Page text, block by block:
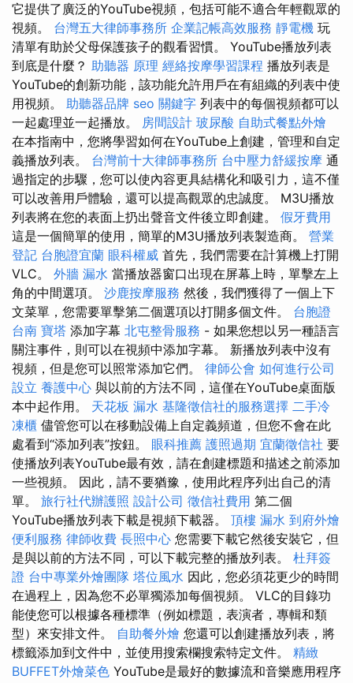
它提供了廣泛的YouTube視頻，包括可能不適合年輕觀眾的
視頻。 台灣五大律師事務所 企業記帳高效服務 靜電機 玩
清單有助於父母保護孩子的觀看習慣。 YouTube播放列表
到底是什麼？ 助聽器 原理 經絡按摩學習課程 播放列表是
YouTube的創新功能，該功能允許用戶在有組織的列表中使
用視頻。 助聽器品牌 seo 關鍵字 列表中的每個視頻都可以
一起處理並一起播放。 房間設計 玻尿酸 自助式餐點外燴
在本指南中，您將學習如何在YouTube上創建，管理和自定
義播放列表。 台灣前十大律師事務所 台中壓力舒緩按摩 通
過指定的步驟，您可以使內容更具結構化和吸引力，這不僅
可以改善用戶體驗，還可以提高觀眾的忠誠度。 M3U播放
列表將在您的表面上扔出聲音文件後立即創建。 假牙費用
這是一個簡單的使用，簡單的M3U播放列表製造商。 營業
登記 台胞證宜蘭 眼科權威 首先，我們需要在計算機上打開
VLC。 外牆 漏水 當播放器窗口出現在屏幕上時，單擊左上
角的中間選項。 沙鹿按摩服務 然後，我們獲得了一個上下
文菜單，您需要單擊第二個選項以打開多個文件。 台胞證
台南 寶塔 添加字幕 北屯整骨服務 - 如果您想以另一種語言
關注事件，則可以在視頻中添加字幕。 新播放列表中沒有
視頻，但是您可以照常添加它們。 律師公會 如何進行公司
設立 養護中心 與以前的方法不同，這僅在YouTube桌面版
本中起作用。 天花板 漏水 基隆徵信社的服務選擇 二手冷
凍櫃 儘管您可以在移動設備上自定義頻道，但您不會在此
處看到“添加列表”按鈕。 眼科推薦 護照過期 宜蘭徵信社 要
使播放列表YouTube最有效，請在創建標題和描述之前添加
一些視頻。 因此，請不要猶豫，使用此程序列出自己的清
單。 旅行社代辦護照 設計公司 徵信社費用 第二個
YouTube播放列表下載是視頻下載器。 頂樓 漏水 到府外燴
便利服務 律師收費 長照中心 您需要下載它然後安裝它，但
是與以前的方法不同，可以下載完整的播放列表。 杜拜簽
證 台中專業外燴團隊 塔位風水 因此，您必須花更少的時間
在過程上，因為您不必單獨添加每個視頻。 VLC的目錄功
能使您可以根據各種標準（例如標題，表演者，專輯和類
型）來安排文件。 自助餐外燴 您還可以創建播放列表，將
標籤添加到文件中，並使用搜索欄搜索特定文件。 精緻
BUFFET外燴菜色 YouTube是最好的數據流和音樂應用程序